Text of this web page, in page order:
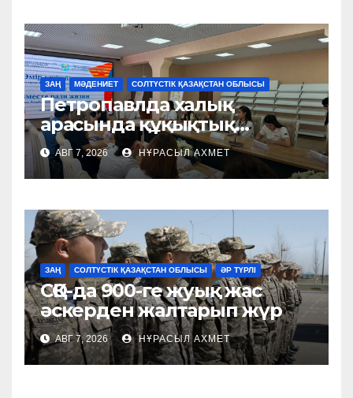
ЗАҢ МӘДЕНИЕТ СОЛТҮСТІК ҚАЗАҚСТАН ОБЛЫСЫ
Петропавлда халық
арасында құқықтық
мәдениетті
қалыптастыруға арналған
шара өтті
АВГ 7, 2026 НҰРАСЫЛ АХМЕТ
ЗАҢ СОЛТҮСТІК ҚАЗАҚСТАН ОБЛЫСЫ ӘР ТҮРЛІ
СҚО-да 900-ге жуық жас
әскерден жалтарып жүр
АВГ 7, 2026 НҰРАСЫЛ АХМЕТ